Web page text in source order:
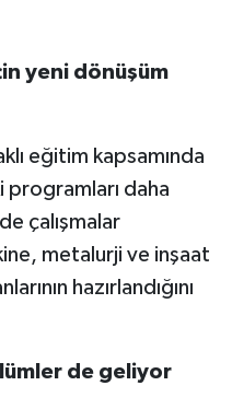
yeni dönüşüm
eğitim kapsamında
programları daha
çalışmalar
metalurji ve inşaat
hazırlandığını
de geliyor